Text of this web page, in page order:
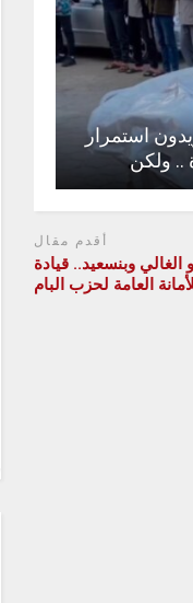
استمرار
.. ولكن
أقدم مقال
وبنسعيد.. قيادة
العامة لحزب البام